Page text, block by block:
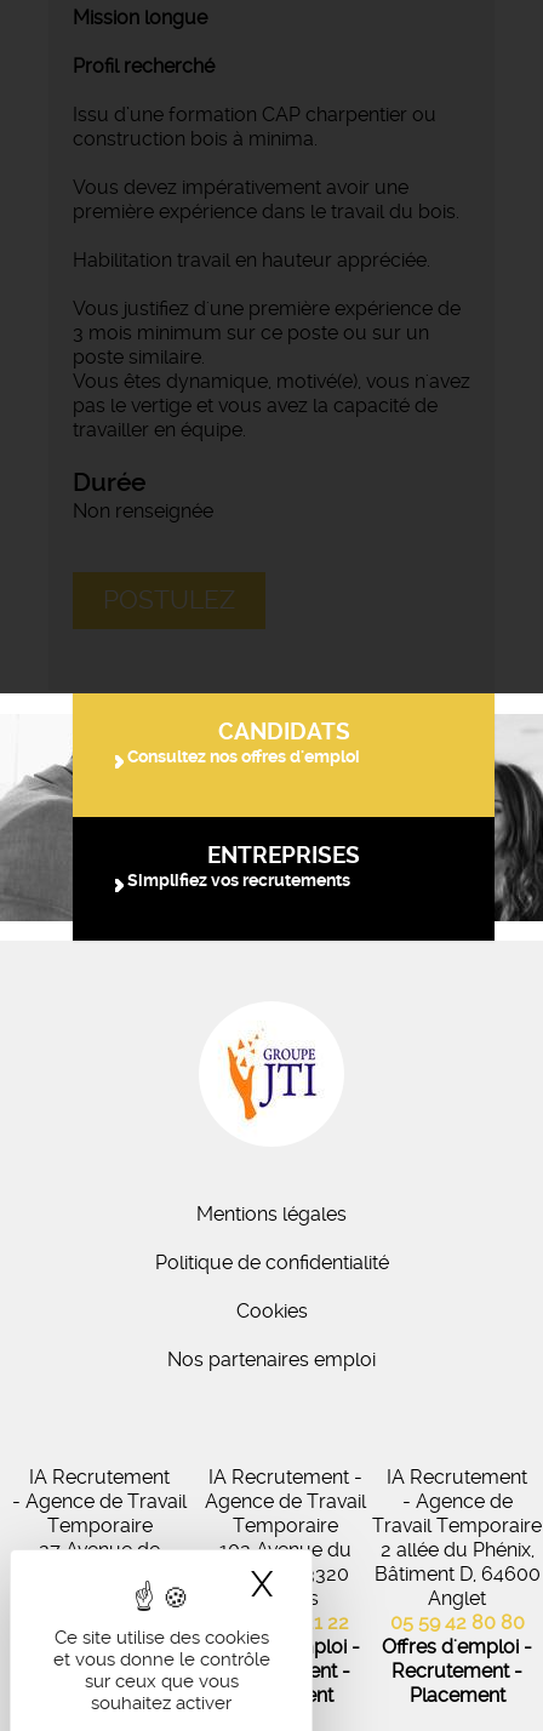
Ce site utilise des cookies
et vous donne le contrôle
sur ceux que vous
souhaitez activer
X Masquer le
Mission longue
Profil recherché
Issu d’une formation CAP charpentier ou
construction bois à minima.
Vous devez impérativement avoir une
première expérience dans le travail du bois.
Habilitation travail en hauteur appréciée.
Vous justifiez d'une première expérience de
3 mois minimum sur ce poste ou sur un
poste similaire.
Vous êtes dynamique, motivé(e), vous n'avez
pas le vertige et vous avez la capacité de
travailler en équipe.
Durée
Non renseignée
POSTULEZ
CANDIDATS
Consultez nos offres d'emploi
ENTREPRISES
Simplifiez vos recrutements
Mentions légales
Politique de confidentialité
Cookies
Nos partenaires emploi
IA Recrutement
- Agence de Travail
Temporaire
27 Avenue de
Artigues-près-
05 56 67 48 57
Offres d'emploi -
Recrutement -
IA Recrutement -
Agence de Travail
Temporaire
102 Avenue du
Médoc, 33320
Eysines
05 56 45 21 22
Offres d'emploi -
Recrutement -
Placement
IA Recrutement
- Agence de
Travail Temporaire
2 allée du Phénix,
Bâtiment D, 64600
Anglet
05 59 42 80 80
Offres d'emploi -
Recrutement -
Placement